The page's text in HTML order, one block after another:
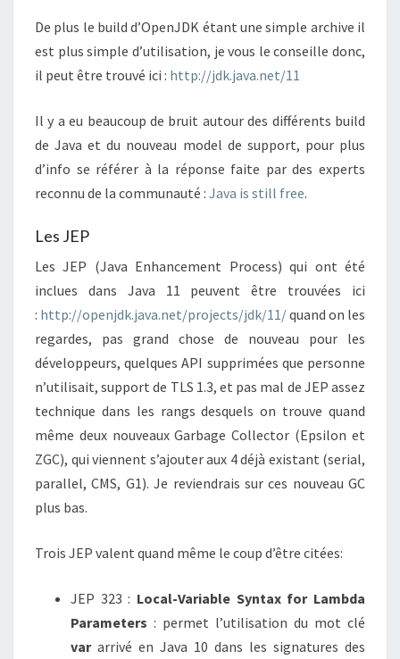
De plus le build d’OpenJDK étant une simple archive il
est plus simple d’utilisation, je vous le conseille donc,
il peut être trouvé ici : http://jdk.java.net/11
Il y a eu beaucoup de bruit autour des différents build
de Java et du nouveau model de support, pour plus
d’info se référer à la réponse faite par des experts
reconnu de la communauté : Java is still free.
Les JEP
Les JEP (Java Enhancement Process) qui ont été
inclues dans Java 11 peuvent être trouvées ici
: http://openjdk.java.net/projects/jdk/11/quand on les
regardes, pas grand chose de nouveau pour les
développeurs, quelques API supprimées que personne
n’utilisait, support de TLS 1.3, et pas mal de JEP assez
technique dans les rangs desquels on trouve quand
même deux nouveaux Garbage Collector (Epsilon et
ZGC), qui viennent s’ajouter aux 4 déjà existant (serial,
parallel, CMS, G1). Je reviendrais sur ces nouveau GC
plus bas.
Trois JEP valent quand même le coup d’être citées:
JEP 323 : Local-Variable Syntax for Lambda
Parameters : permet l’utilisation du mot clé
vararrivé en Java 10 dans les signatures des